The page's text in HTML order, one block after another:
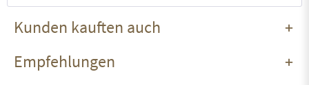
Kunden kauften auch
Empfehlungen